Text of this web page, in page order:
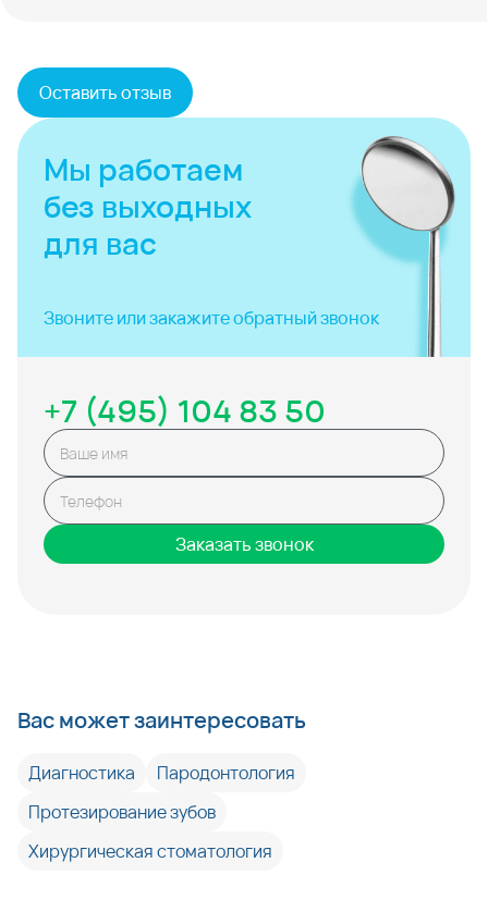
Оставить отзыв
Мы работаем
без выходных
для вас
Звоните или закажитеобратный звонок
+7 (495) 104 83 50
Заказать звонок
Вас может заинтересовать
Диагностика
Пародонтология
Протезирование зубов
Хирургическая стоматология